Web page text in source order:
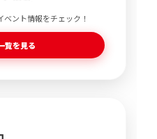
ント情報をチェック！
覧を見る